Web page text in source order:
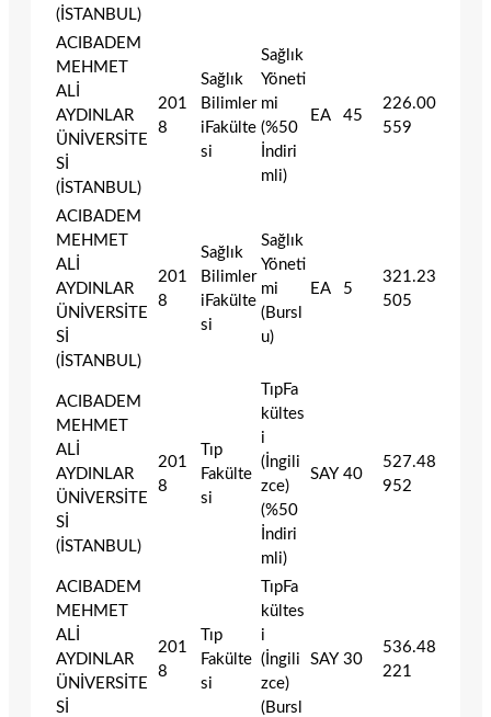
(İSTANBUL)
ACIBADEM
MEHMET
ALİ
AYDINLAR
ÜNİVERSİTE
Sİ
(İSTANBUL)
201
8
Sağlık
Bilimler
iFakülte
si
Sağlık
Yöneti
mi
(%50
İndiri
mli)
EA 45
226.00
559
ACIBADEM
MEHMET
ALİ
AYDINLAR
ÜNİVERSİTE
Sİ
(İSTANBUL)
201
8
Sağlık
Bilimler
iFakülte
si
Sağlık
Yöneti
mi
(Bursl
u)
EA 5
321.23
505
ACIBADEM
MEHMET
ALİ
AYDINLAR
ÜNİVERSİTE
Sİ
(İSTANBUL)
201
8
Tıp
Fakülte
si
TıpFa
kültes
i
(İngili
zce)
(%50
İndiri
mli)
SAY 40
527.48
952
ACIBADEM
MEHMET
ALİ
AYDINLAR
ÜNİVERSİTE
Sİ
201
8
Tıp
Fakülte
si
TıpFa
kültes
i
(İngili
zce)
(Bursl
SAY 30
536.48
221